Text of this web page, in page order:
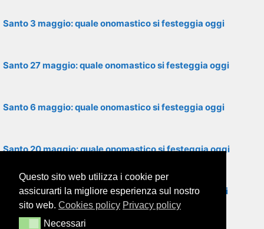
Santo 3 maggio: quale onomastico si festeggia oggi
Santo 27 maggio: quale onomastico si festeggia oggi
Santo 6 maggio: quale onomastico si festeggia oggi
Santo 20 maggio: quale onomastico si festeggia oggi
Santo 12 maggio: quale onomastico si festeggia oggi
Questo sito web utilizza i cookie per
assicurarti la migliore esperienza sul nostro
sito web. Cookies policy Privacy policy
NecessariNecessari